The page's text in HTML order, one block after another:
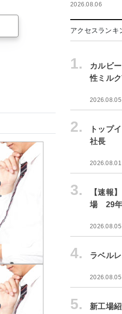
2026.08.06
アクセスランキ
1.
カルビ
性ミル
2026.08.05
2.
トップ
社長
2026.08.01
3.
【速報
場 29年
2026.08.05
4. ラベル
2026.08.05
5. 新工場